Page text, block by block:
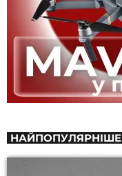
НАЙПОПУЛЯРНІШЕ